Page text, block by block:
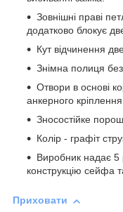
Зовнішні праві
додатково блокує
Кут відчинення
Знімна полиця
Отвори в основі
анкерного
Зносостійке
Колір - графіт
Виробник надає 5
конструкцію сейфа
Приховати